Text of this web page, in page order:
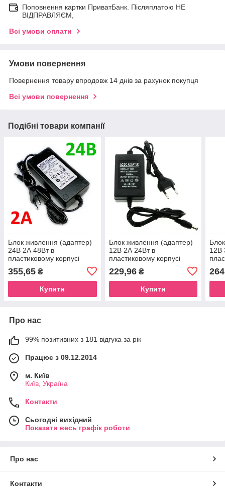
Поповнення картки ПриватБанк. Післяплатою НЕ
ВІДПРАВЛЯЄМ,
Всі умови оплати
Умови повернення
Повернення товару впродовж 14 днів за рахунок покупця
Всі умови повернення
Подібні товари компанії
Блок живлення (адаптер)
24В 2А 48Вт в
пластиковому корпусі
355,65 ₴
Купити
Блок живлення (адаптер)
12В 2А 24Вт в
пластиковому корпусі
229,96₴
Купити
12В
Про нас
99% позитивних з 181 відгука за рік
Працює з 09.12.2014
м. Київ
Київ, Україна
Контакти
Сьогодні вихідний
Показати весь графік роботи
Про нас
Контакти